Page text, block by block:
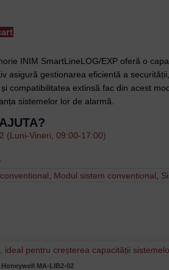
INIM SmartLineLOG/EXP oferă o
asigură gestionarea eficientă a
compatibilitatea extinsă fac din acest
sistemelor lor de alarmă.
(Luni-Vineri, 09:00-17:00)
Modul sistem conventional
MA-LIB2-02